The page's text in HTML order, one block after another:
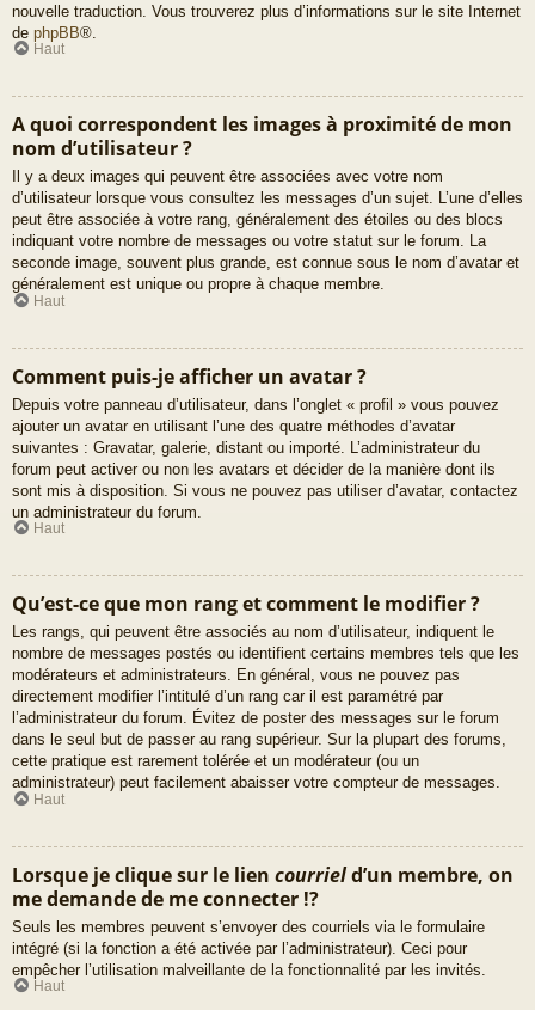
nouvelle traduction. Vous trouverez plus d’informations sur le site Internet
de phpBB®.
Haut
A quoi correspondent les images à proximité de mon
nom d’utilisateur ?
Il y a deux images qui peuvent être associées avec votre nom
d’utilisateur lorsque vous consultez les messages d’un sujet. L’une d’elles
peut être associée à votre rang, généralement des étoiles ou des blocs
indiquant votre nombre de messages ou votre statut sur le forum. La
seconde image, souvent plus grande, est connue sous le nom d’avatar et
généralement est unique ou propre à chaque membre.
Haut
Comment puis-je afficher un avatar ?
Depuis votre panneau d’utilisateur, dans l’onglet « profil » vous pouvez
ajouter un avatar en utilisant l’une des quatre méthodes d’avatar
suivantes : Gravatar, galerie, distant ou importé. L’administrateur du
forum peut activer ou non les avatars et décider de la manière dont ils
sont mis à disposition. Si vous ne pouvez pas utiliser d’avatar, contactez
un administrateur du forum.
Haut
Qu’est-ce que mon rang et comment le modifier ?
Les rangs, qui peuvent être associés au nom d’utilisateur, indiquent le
nombre de messages postés ou identifient certains membres tels que les
modérateurs et administrateurs. En général, vous ne pouvez pas
directement modifier l’intitulé d’un rang car il est paramétré par
l’administrateur du forum. Évitez de poster des messages sur le forum
dans le seul but de passer au rang supérieur. Sur la plupart des forums,
cette pratique est rarement tolérée et un modérateur (ou un
administrateur) peut facilement abaisser votre compteur de messages.
Haut
Lorsque je clique sur le lien courrield’un membre, on
me demande de me connecter !?
Seuls les membres peuvent s’envoyer des courriels via le formulaire
intégré (si la fonction a été activée par l’administrateur). Ceci pour
empêcher l’utilisation malveillante de la fonctionnalité par les invités.
Haut